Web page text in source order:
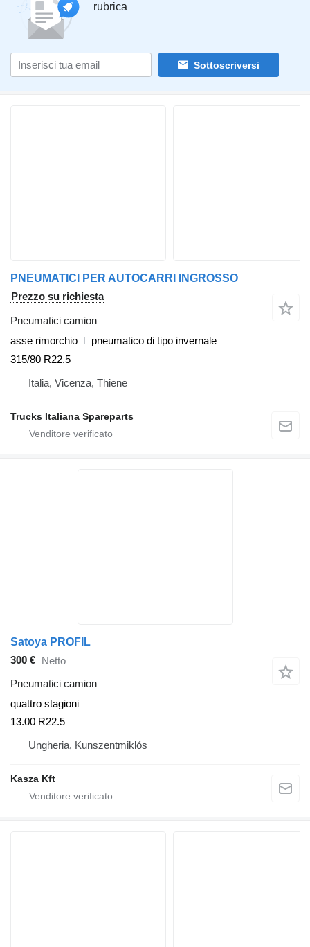
rubrica
Sottoscriversi
PNEUMATICI PER AUTOCARRI INGROSSO
Prezzo su richiesta
Pneumatici camion
asse rimorchio
pneumatico di tipo invernale
315/80 R22.5
Italia, Vicenza, Thiene
Trucks Italiana Spareparts
Satoya PROFIL
300 € Netto
Pneumatici camion
quattro stagioni
13.00 R22.5
Ungheria, Kunszentmiklós
Kasza Kft